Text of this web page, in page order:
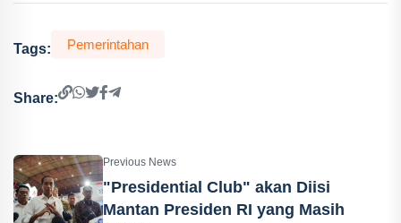
Tags: Pemerintahan
Share:
Previous News
"Presidential Club" akan Diisi
Mantan Presiden RI yang Masih